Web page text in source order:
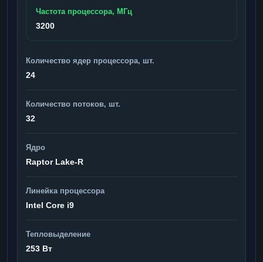
Частота процессора, МГц
3200
Количество ядер процессора, шт.
24
Количество потоков, шт.
32
Ядро
Raptor Lake-R
Линейка процессора
Intel Core i9
Тепловыделение
253 Вт